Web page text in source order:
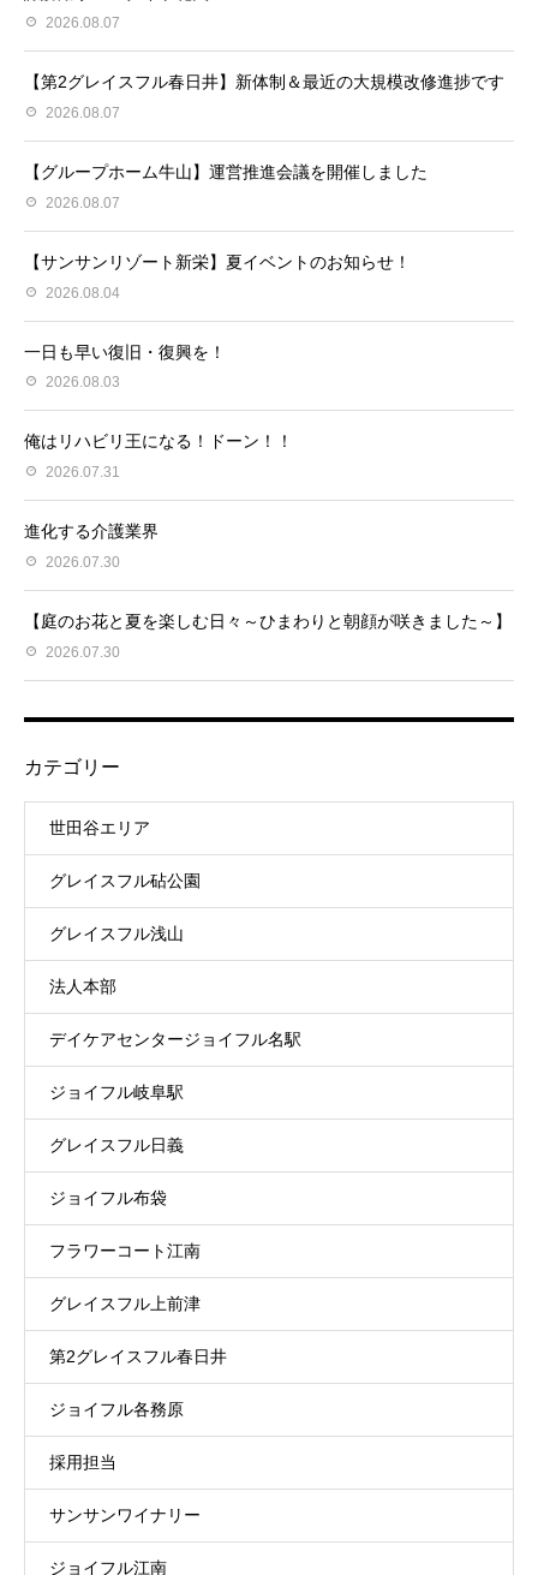
2026.08.07
【第2グレイスフル春日井】新体制＆最近の大規模改修進捗です
2026.08.07
【グループホーム牛山】運営推進会議を開催しました
2026.08.07
【サンサンリゾート新栄】夏イベントのお知らせ！
2026.08.04
一日も早い復旧・復興を！
2026.08.03
俺はリハビリ王になる！ドーン！！
2026.07.31
進化する介護業界
2026.07.30
【庭のお花と夏を楽しむ日々～ひまわりと朝顔が咲きました～】
2026.07.30
カテゴリー
世田谷エリア
グレイスフル砧公園
グレイスフル浅山
法人本部
デイケアセンタージョイフル名駅
ジョイフル岐阜駅
グレイスフル日義
ジョイフル布袋
フラワーコート江南
グレイスフル上前津
第2グレイスフル春日井
ジョイフル各務原
採用担当
サンサンワイナリー
ジョイフル江南